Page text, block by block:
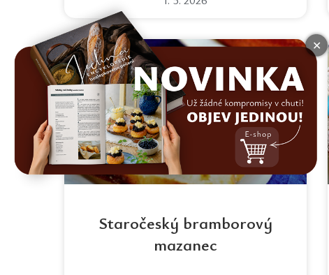
Staročeský bramborový
mazanec
✕